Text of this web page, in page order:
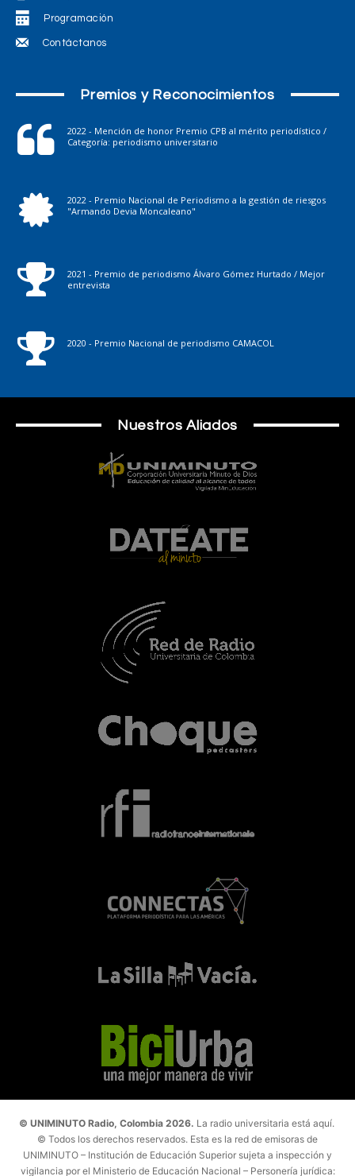
Programación
Contáctanos
Premios y Reconocimientos
2022 - Mención de honor Premio CPB al mérito periodístico /
Categoría: periodismo universitario
2022 - Premio Nacional de Periodismo a la gestión de riesgos
"Armando Devia Moncaleano"
2021 - Premio de periodismo Álvaro Gómez Hurtado / Mejor
entrevista
2020 - Premio Nacional de periodismo CAMACOL
Nuestros Aliados
© UNIMINUTO Radio, Colombia 2026. La radio universitaria está aquí.
© Todos los derechos reservados. Esta es la red de emisoras de
UNIMINUTO – Institución de Educación Superior sujeta a inspección y
vigilancia por el Ministerio de Educación Nacional – Personería jurídica: